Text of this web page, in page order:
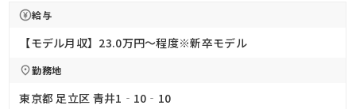
給与
【モデル月収】23.0万円〜程度※新卒モデル
勤務地
東京都 足立区 青井1‐10‐10